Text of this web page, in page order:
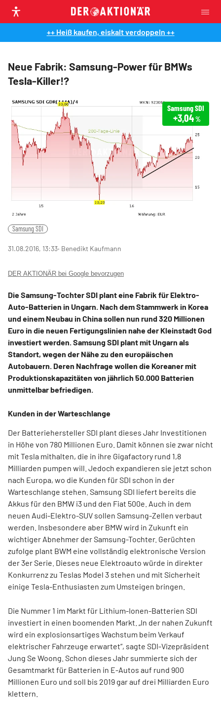
++ Heiß kaufen, eiskalt verdoppeln ++
Neue Fabrik: Samsung-Power für BMWs
Tesla-Killer!?
Samsung SDI
+3,04 %
Samsung SDI
31.08.2016, 13:33‧ Benedikt Kaufmann
DER AKTIONÄR bei Google bevorzugen
Die Samsung-Tochter SDI plant eine Fabrik für Elektro-
Auto-Batterien in Ungarn. Nach dem Stammwerk in Korea
und einem Neubau in China sollen nun rund 320 Millionen
Euro in die neuen Fertigungslinien nahe der Kleinstadt God
investiert werden. Samsung SDI plant mit Ungarn als
Standort, wegen der Nähe zu den europäischen
Autobauern. Deren Nachfrage wollen die Koreaner mit
Produktionskapazitäten von jährlich 50.000 Batterien
unmittelbar befriedigen.
Kunden in der Warteschlange
Der Batteriehersteller SDI plant dieses Jahr Investitionen
in Höhe von 780 Millionen Euro. Damit können sie zwar nicht
mit Tesla mithalten, die in ihre Gigafactory rund 1,8
Milliarden pumpen will. Jedoch expandieren sie jetzt schon
nach Europa, wo die Kunden für SDI schon in der
Warteschlange stehen. Samsung SDI liefert bereits die
Akkus für den BMW i3 und den Fiat 500e. Auch in dem
neuen Audi-Elektro-SUV sollen Samsung-Zellen verbaut
werden. Insbesondere aber BMW wird in Zukunft ein
wichtiger Abnehmer der Samsung-Tochter. Gerüchten
zufolge plant BWM eine vollständig elektronische Version
der 3er Serie. Dieses neue Elektroauto würde in direkter
Konkurrenz zu Teslas Model 3 stehen und mit Sicherheit
einige Tesla-Enthusiasten zum Umsteigen bringen.
Die Nummer 1 im Markt für Lithium-Ionen-Batterien SDI
investiert in einen boomenden Markt. „In der nahen Zukunft
wird ein explosionsartiges Wachstum beim Verkauf
elektrischer Fahrzeuge erwartet“, sagte SDI-Vizepräsident
Jung Se Woong. Schon dieses Jahr summierte sich der
Gesamtmarkt für Batterien in E-Autos auf rund 900
Millionen Euro und soll bis 2019 gar auf drei Milliarden Euro
klettern.